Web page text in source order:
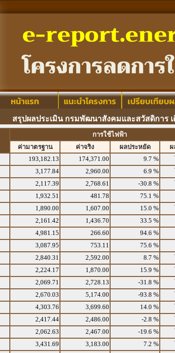
สรุปผลประเมิน กรมพัฒนาสังคมและสวัสดิการ
การใช้ไฟฟ้า
ค่ามาตรฐาน
ค่าจริง ผลประหยัด ผ
193,182.13 174,371.00 9.7 %
3,177.84 2,960.00 6.9 %
2,117.39 2,768.61 -30.8 %
1,932.51 481.78 75.1 %
1,890.00 1,607.00 15.0 %
2,161.42 1,436.70 33.5 %
4,981.15 266.60 94.6 %
3,087.95 753.11 75.6 %
2,840.31 2,592.00 8.7 %
2,224.17 1,870.00 15.9 %
2,069.71 2,728.13 -31.8 %
2,670.03 5,174.00 -93.8 %
4,303.76 3,699.60 14.0 %
2,417.44 2,486.00 -2.8 %
2,062.63 2,467.00 -19.6 %
3,431.69 3,183.00 7.2 %